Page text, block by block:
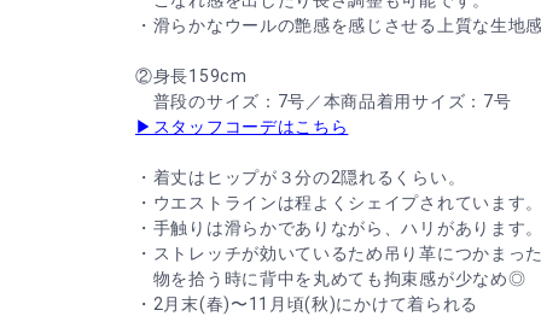
・滑らかなウールの艶感を感じさせる上質な生地感
②身長159cm
普段のサイズ：7号／本商品着用サイズ：7号
▶スタッフコーデはこちら
・着丈はヒップが３分の2隠れるくらい。
・ウエストラインは程よくシェイプされています。
・手触りは滑らかでありながら、ハリがあります。
・ストレッチが効いているため吊り革につかまっ
物を拾う時に背中を丸めても拘束感が少なめ◎
・2月末(春)〜11月頃(秋)にかけて着られる